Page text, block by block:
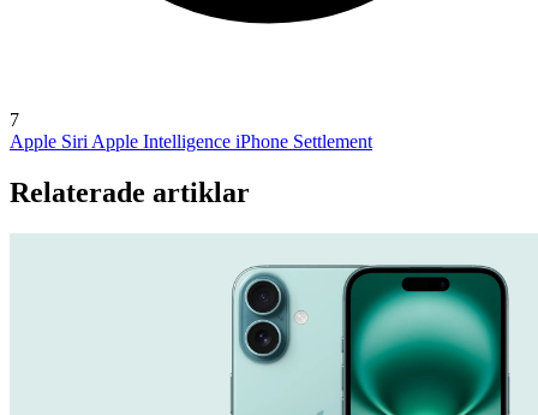
7
Apple Siri Apple Intelligence iPhone Settlement
Relaterade artiklar